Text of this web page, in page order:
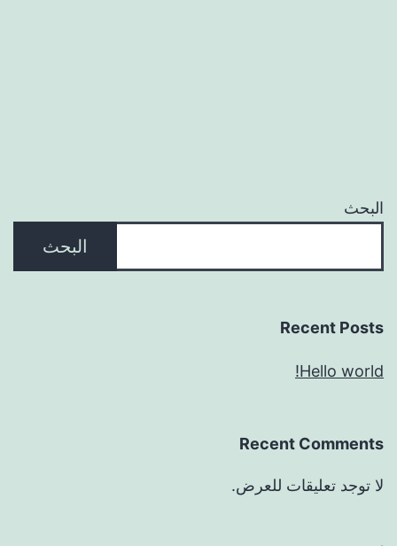
البحث
البحث
Recent Posts
Hello world!
Recent Comments
لا توجد تعليقات للعرض.